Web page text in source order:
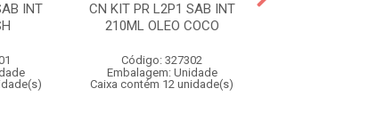
INT
CN KIT PR L2P1 SAB INT
210ML OLEO COCO
Código: 327302
Embalagem: Unidade
Caixa contém 12 unidade(s)